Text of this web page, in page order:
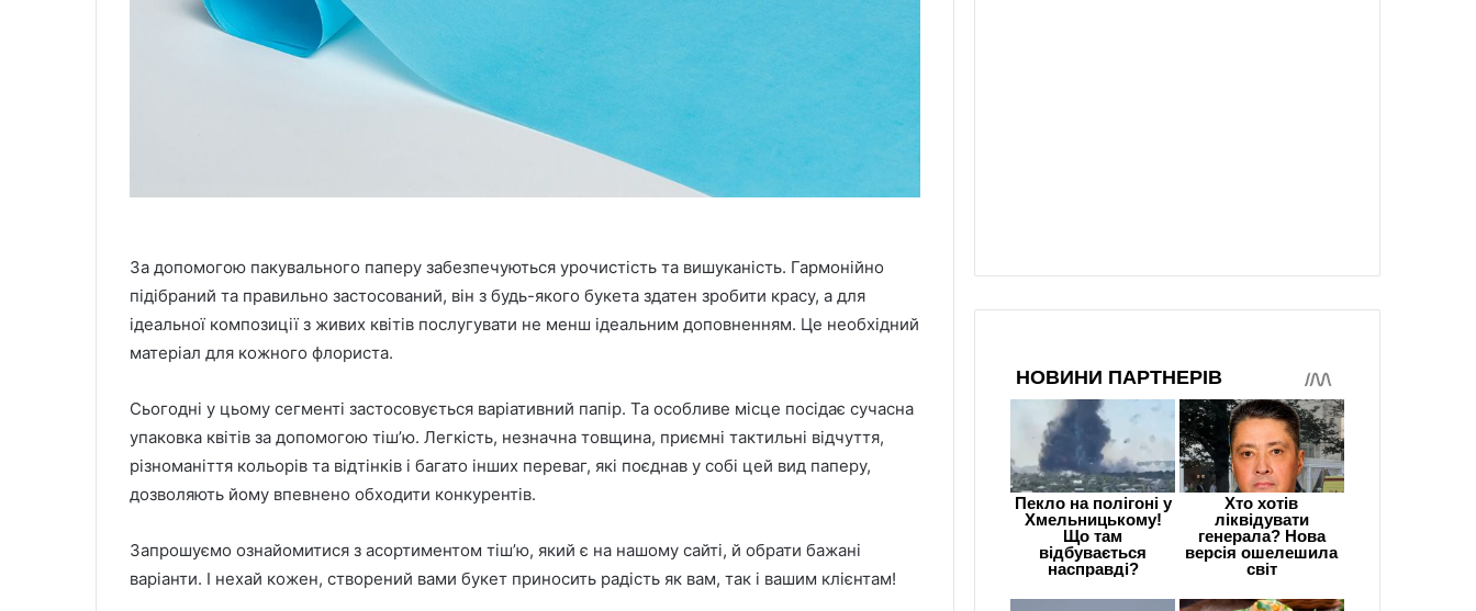
За допомогою пакувального паперу забезпечуються урочистість та вишуканість. Гармонійно
підібраний та правильно застосований, він з будь-якого букета здатен зробити красу, а для
ідеальної композиції з живих квітів послугувати не менш ідеальним доповненням. Це необхідний
матеріал для кожного флориста.
Сьогодні у цьому сегменті застосовується варіативний папір. Та особливе місце посідає сучасна
упаковка квітів за допомогою тіш’ю. Легкість, незначна товщина, приємні тактильні відчуття,
різноманіття кольорів та відтінків і багато інших переваг, які поєднав у собі цей вид паперу,
дозволяють йому впевнено обходити конкурентів.
Запрошуємо ознайомитися з асортиментом тіш’ю, який є на нашому сайті, й обрати бажані
варіанти. І нехай кожен, створений вами букет приносить радість як вам, так і вашим клієнтам!